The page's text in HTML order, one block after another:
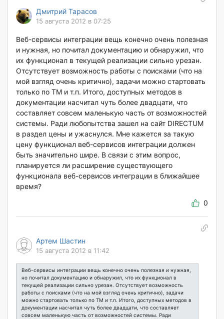
Дмитрий Тарасов
15 августа 2012 в 07:25
Веб-сервисы интеграции вещь конечно очень полезная
и нужная, но почитал документацию и обнаружил, что
их функционал в текущей реализации сильно урезан.
Отсутствует возможность работы с поисками (что на
мой взгляд очень критично), задачи можно стартовать
только по ТМ и т.п. Итого, доступных методов в
документации насчитал чуть более двадцати, что
составляет совсем маленькую часть от возможностей
системы. Ради любопытства зашел на сайт DIRECTUM
в раздел цены и ужаснулся. Мне кажется за такую
цену функционал веб-сервисов интеграции должен
быть значительно шире. В связи с этим вопрос,
планируется ли расширение существующего
функционала веб-сервисов интеграции в ближайшее
время?
0
Артем Шастин
15 августа 2012 в 11:42
Веб-сервисы интеграции вещь конечно очень полезная и нужная,
но почитал документацию и обнаружил, что их функционал в
текущей реализации сильно урезан. Отсутствует возможность
работы с поисками (что на мой взгляд очень критично), задачи
можно стартовать только по ТМ и т.п. Итого, доступных методов в
документации насчитал чуть более двадцати, что составляет
совсем маленькую часть от возможностей системы. Ради